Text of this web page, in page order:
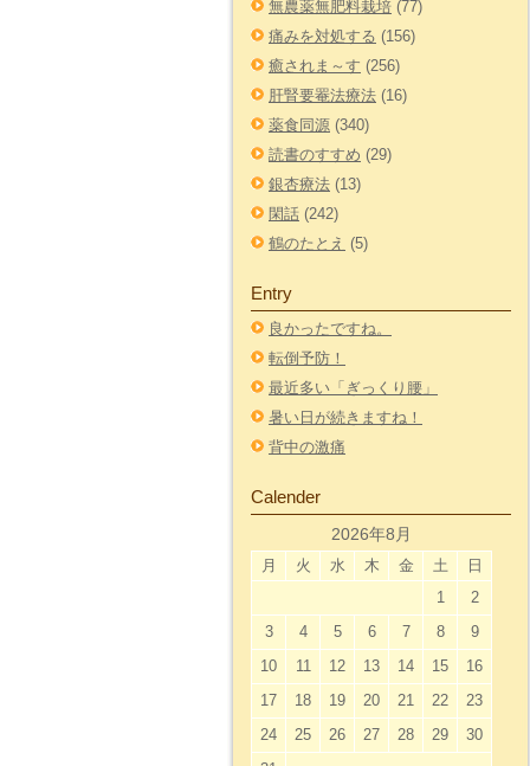
無農薬無肥料栽培 (77)
痛みを対処する (156)
癒されま～す (256)
肝腎要罨法療法 (16)
薬食同源 (340)
読書のすすめ (29)
銀杏療法 (13)
閑話 (242)
鶴のたとえ (5)
Entry
良かったですね。
転倒予防！
最近多い「ぎっくり腰」
暑い日が続きますね！
背中の激痛
Calender
2026年8月
月 火 水 木 金 土 日
1
2
3
4 5 6 7 8
9
10
11 12 13 14 15
16
17
18 19 20 21 22
23
24
25 26 27 28 29
30